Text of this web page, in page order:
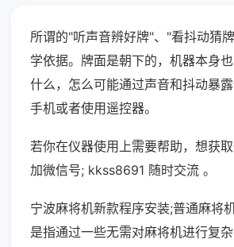
所谓的"听声音辨好牌"、"看抖动猜
学依据。牌面是朝下的，机器本身
什么，怎么可能通过声音和抖动暴
手机或者使用遥控器。
若你在仪器使用上需要帮助，想获
加微信号; kkss8691 随时交流 。
宁波麻将机新款程序安装;普通麻将
是指通过一些无需对麻将机进行复